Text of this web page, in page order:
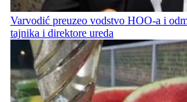
Varvodić preuzeo vodstvo HOO-a i
tajnika i direktore ureda